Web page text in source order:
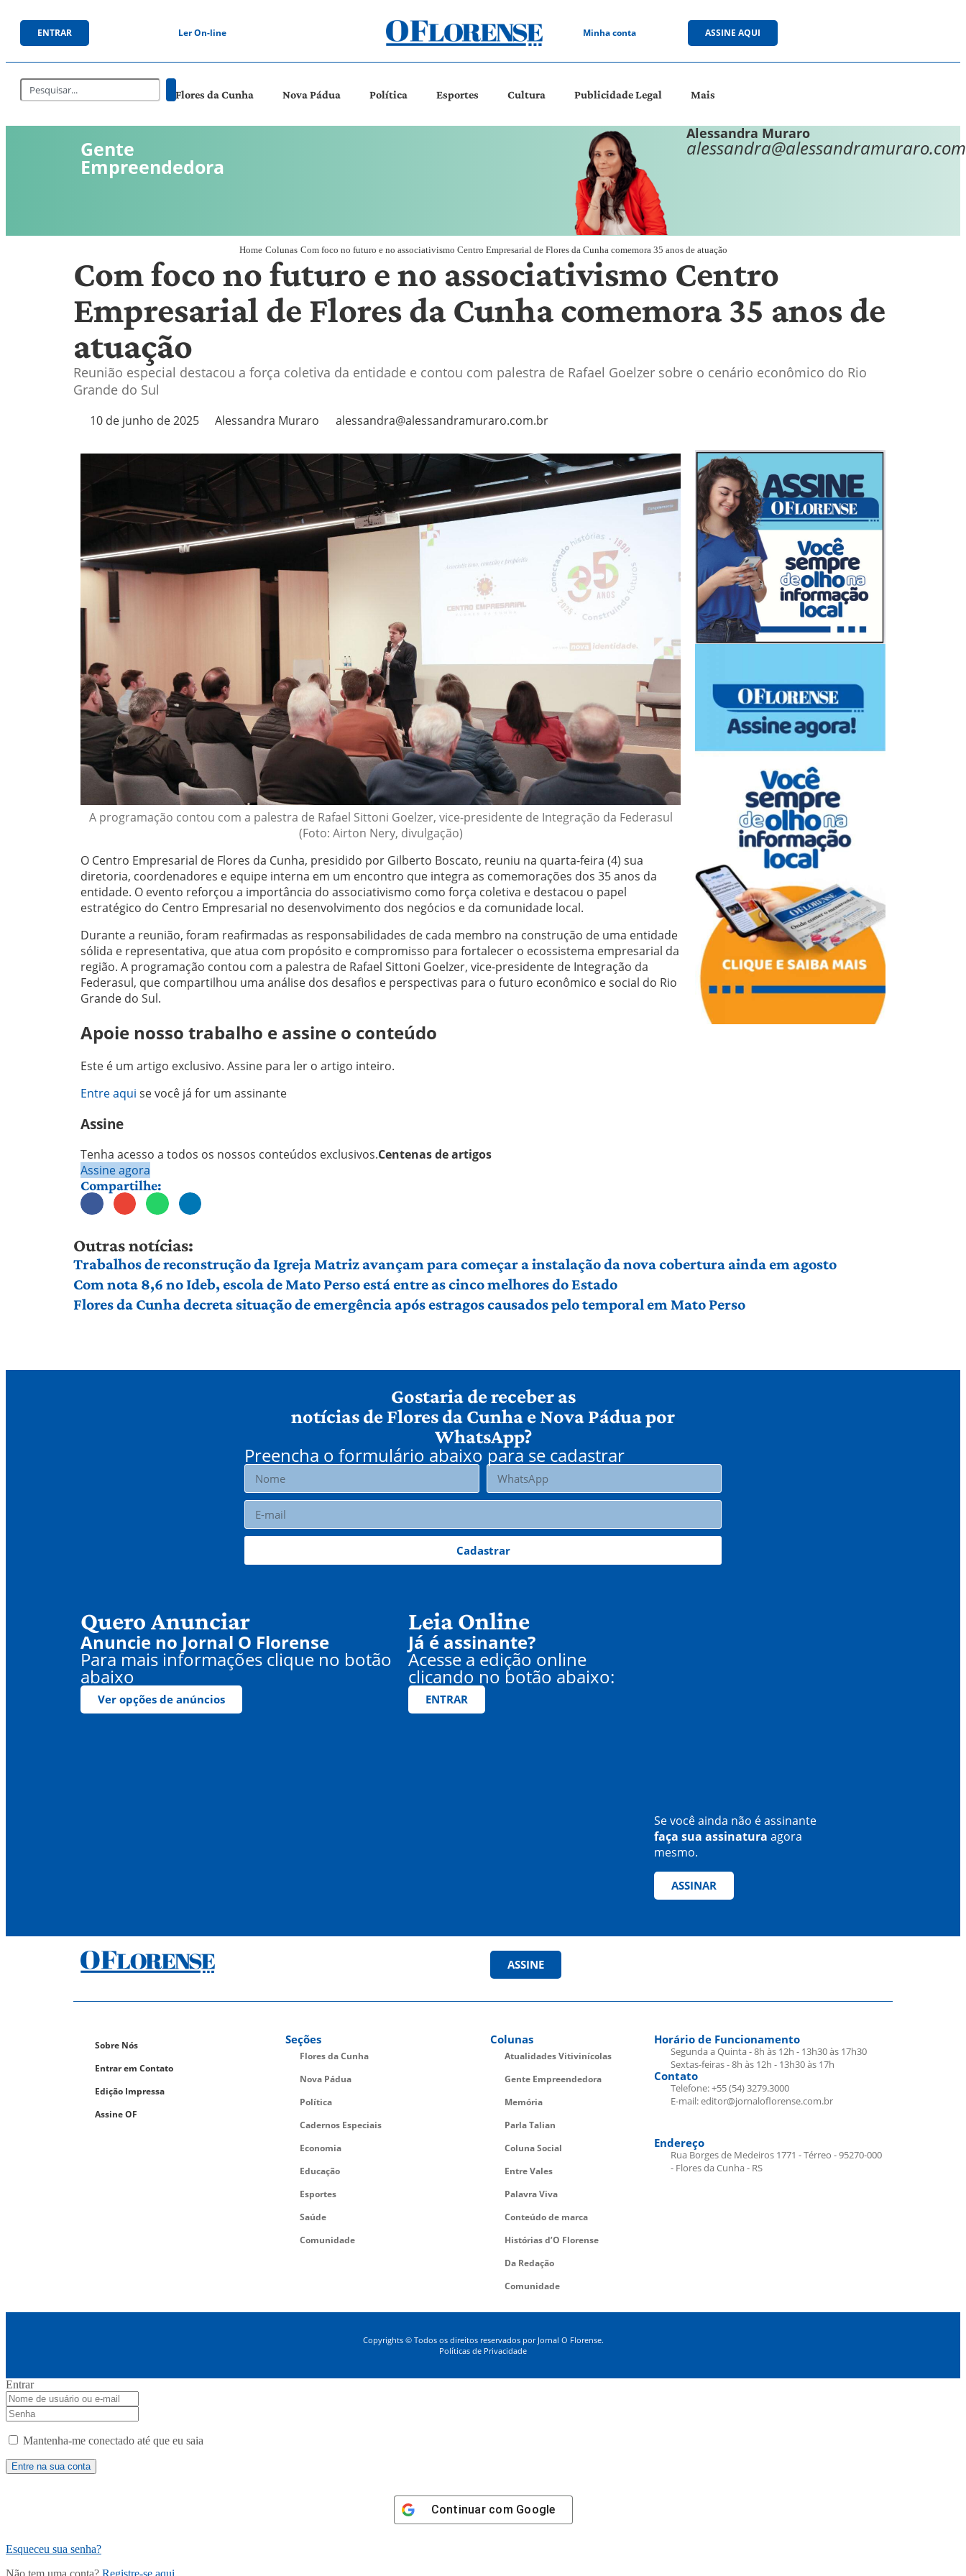
ENTRAR Ler On-line Minha conta ASSINE AQUI
Flores da Cunha Nova Pádua Política Esportes Cultura Publicidade Legal Mais
Gente
Empreendedora
Alessandra Muraro
Home Colunas Com foco no futuro e no associativismo Centro Empresarial de Flores da Cunha comemora 35 anos de atuação
Com foco no futuro e no associativismo Centro
Empresarial de Flores da Cunha comemora 35 anos de
atuação
Reunião especial destacou a força coletiva da entidade e contou com palestra de Rafael Goelzer sobre o cenário econômico do Rio
Grande do Sul
10 de junho de 2025 Alessandra Muraro alessandra@alessandramuraro.com.br
A programação contou com a palestra de Rafael Sittoni Goelzer, vice-presidente de Integração da Federasul
(Foto: Airton Nery, divulgação)
O Centro Empresarial de Flores da Cunha, presidido por Gilberto Boscato, reuniu na quarta-feira (4) sua
diretoria, coordenadores e equipe interna em um encontro que integra as comemorações dos 35 anos da
entidade. O evento reforçou a importância do associativismo como força coletiva e destacou o papel
estratégico do Centro Empresarial no desenvolvimento dos negócios e da comunidade local.
Durante a reunião, foram reafirmadas as responsabilidades de cada membro na construção de uma entidade
sólida e representativa, que atua com propósito e compromisso para fortalecer o ecossistema empresarial da
região. A programação contou com a palestra de Rafael Sittoni Goelzer, vice-presidente de Integração da
Federasul, que compartilhou uma análise dos desafios e perspectivas para o futuro econômico e social do Rio
Grande do Sul.
Apoie nosso trabalho e assine o conteúdo
Este é um artigo exclusivo. Assine para ler o artigo inteiro.
Entre aqui se você já for um assinante
Assine
Tenha acesso a todos os nossos conteúdos exclusivos.Centenas de artigos
Assine agora
Compartilhe:
Outras notícias:
Trabalhos de reconstrução da Igreja Matriz avançam para começar a instalação da nova cobertura ainda em agosto
Com nota 8,6 no Ideb, escola de Mato Perso está entre as cinco melhores do Estado
Flores da Cunha decreta situação de emergência após estragos causados pelo temporal em Mato Perso
Gostaria de receber as
notícias de Flores da Cunha e Nova Pádua por
WhatsApp?
Preencha o formulário abaixo para se cadastrar
Cadastrar
Quero Anunciar
Anuncie no Jornal O Florense
Para mais informações clique no botão
abaixo
Ver opções de anúncios
Leia Online
Já é assinante?
Acesse a edição online
clicando no botão abaixo:
ENTRAR
Se você ainda não é assinante
faça sua assinatura agora
mesmo.
ASSINAR
ASSINE
Sobre Nós
Entrar em Contato
Edição Impressa
Assine OF
Seções
Flores da Cunha
Nova Pádua
Política
Cadernos Especiais
Economia
Educação
Esportes
Saúde
Comunidade
Colunas
Atualidades Vitivinícolas
Gente Empreendedora
Memória
Parla Talian
Coluna Social
Entre Vales
Palavra Viva
Conteúdo de marca
Histórias d’O Florense
Da Redação
Comunidade
Horário de Funcionamento
Segunda a Quinta - 8h às 12h - 13h30 às 17h30
Sextas-feiras - 8h às 12h - 13h30 às 17h
Contato
Telefone: +55 (54) 3279.3000
E-mail: editor@jornaloflorense.com.br
Endereço
Rua Borges de Medeiros 1771 - Térreo - 95270-000
- Flores da Cunha - RS
Copyrights © Todos os direitos reservados por Jornal O Florense.
Políticas de Privacidade
Entrar
Mantenha-me conectado até que eu saia
Continuar com Google
Esqueceu sua senha?